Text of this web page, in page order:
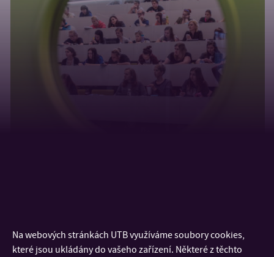
Na webových stránkách UTB využíváme soubory cookies,
které jsou ukládány do vašeho zařízení. Některé z těchto